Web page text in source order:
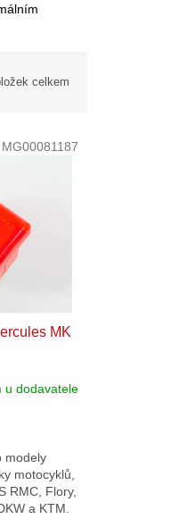
celkem
MK
u dodavatele
modely
motocyklů,
RMC, Flory,
a KTM.
MG00081187